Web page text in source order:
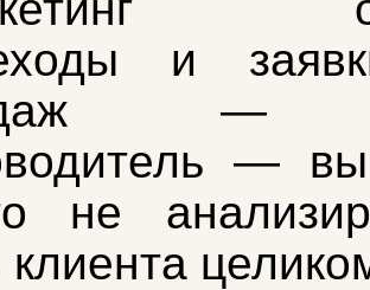
и
—
—
не
клиента